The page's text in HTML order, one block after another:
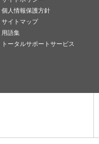
個人情報保護方針
サイトマップ
用語集
トータルサポートサービス